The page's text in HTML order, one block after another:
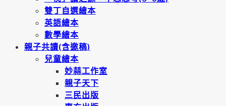
雙丁自選繪本
英語繪本
數學繪本
親子共讀(含邀稿)
兒童繪本
妙蒜工作室
親子天下
三民出版